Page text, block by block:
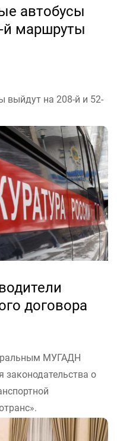
автобусы
й маршруты
выйдут на 208-й и 52-
№208 и №52 в Твери
представил на
состав – 45
марки...
договора
МУГАДН
законодательства о
что семь водителей